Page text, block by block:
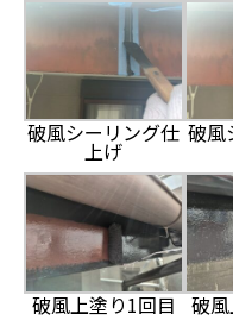
破風シーリング仕
上げ
破風
破風上塗り1回目 破